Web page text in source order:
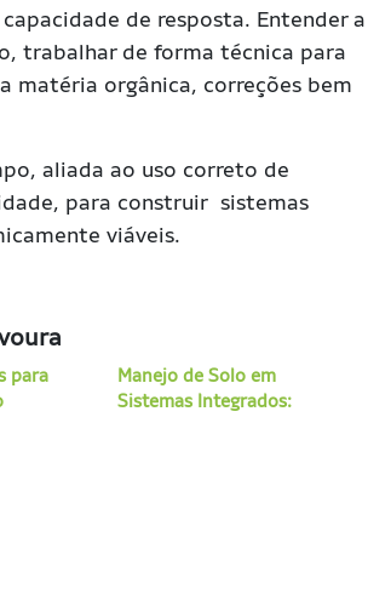
de resposta. Entender a
trabalhar de forma técnica para
matéria orgânica, correções bem
aliada ao uso correto de
para construir sistemas
viáveis.
para
Manejo de Solo em
Sistemas Integrados: